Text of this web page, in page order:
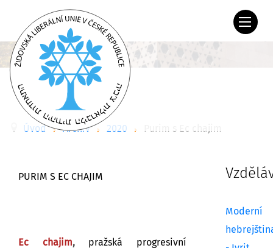
Úvod Archiv 2020 Purim s Ec chajim
PURIM S EC CHAJIM
Ec chajim, pražská progresivní
Moderní